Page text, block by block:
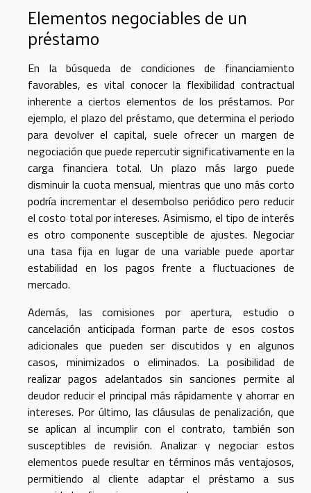
Elementos negociables de un
préstamo
En la búsqueda de condiciones de financiamiento
favorables, es vital conocer la flexibilidad contractual
inherente a ciertos elementos de los préstamos. Por
ejemplo, el plazo del préstamo, que determina el periodo
para devolver el capital, suele ofrecer un margen de
negociación que puede repercutir significativamente en la
carga financiera total. Un plazo más largo puede
disminuir la cuota mensual, mientras que uno más corto
podría incrementar el desembolso periódico pero reducir
el costo total por intereses. Asimismo, el tipo de interés
es otro componente susceptible de ajustes. Negociar
una tasa fija en lugar de una variable puede aportar
estabilidad en los pagos frente a fluctuaciones de
mercado.
Además, las comisiones por apertura, estudio o
cancelación anticipada forman parte de esos costos
adicionales que pueden ser discutidos y en algunos
casos, minimizados o eliminados. La posibilidad de
realizar pagos adelantados sin sanciones permite al
deudor reducir el principal más rápidamente y ahorrar en
intereses. Por último, las cláusulas de penalización, que
se aplican al incumplir con el contrato, también son
susceptibles de revisión. Analizar y negociar estos
elementos puede resultar en términos más ventajosos,
permitiendo al cliente adaptar el préstamo a sus